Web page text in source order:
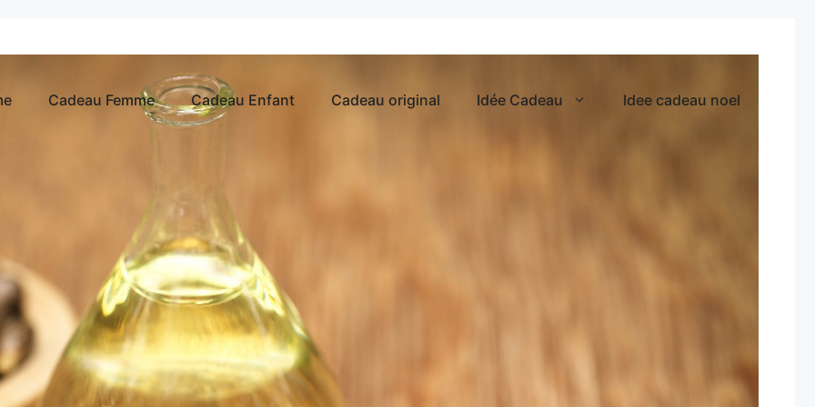
Cadeau Femme Cadeau Enfant Cadeau original Idée Cadeau Idee cadeau noel